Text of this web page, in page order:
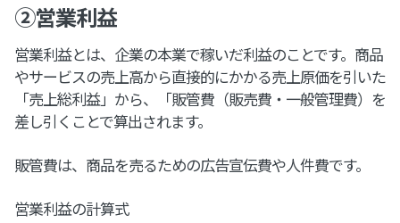
②営業利益
営業利益とは、企業の本業で稼いだ利益のことです。商品
やサービスの売上高から直接的にかかる売上原価を引いた
「売上総利益」から、「販管費（販売費・一般管理費）を
差し引くことで算出されます。
販管費は、商品を売るための広告宣伝費や人件費です。
営業利益の計算式